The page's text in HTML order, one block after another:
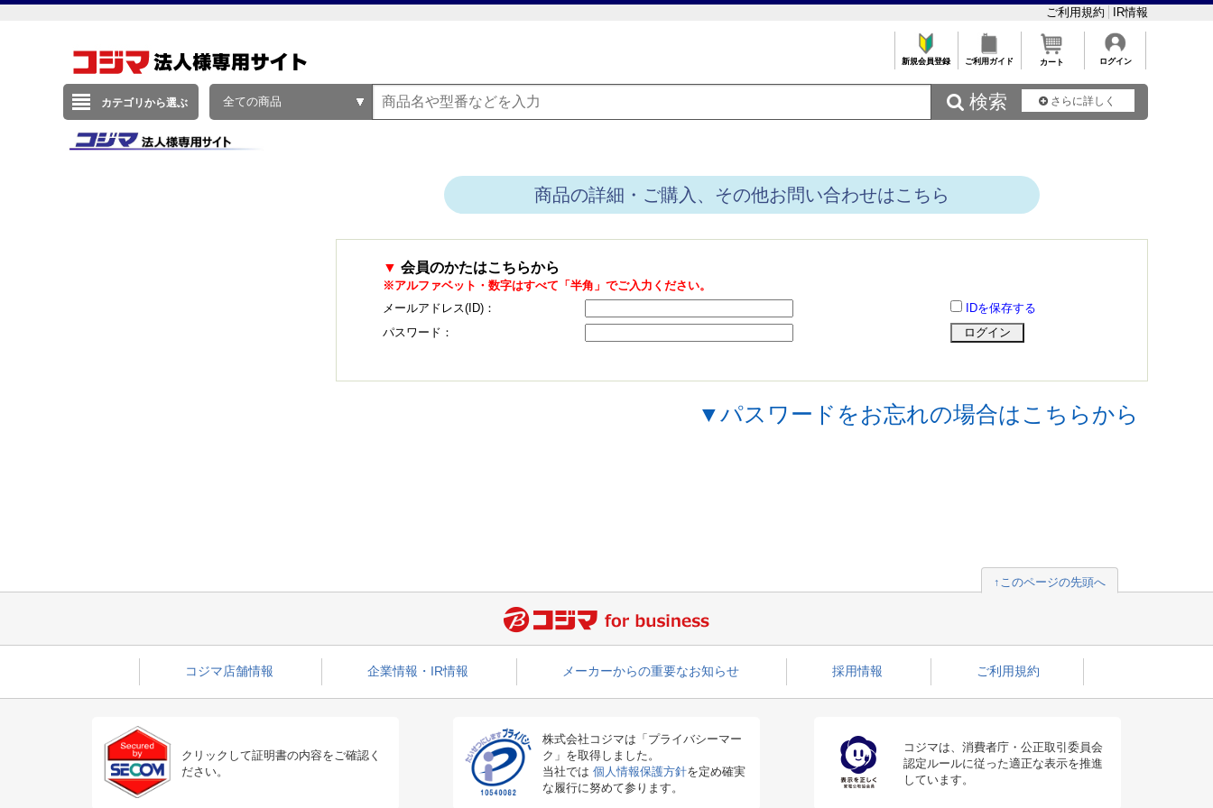
ご利用規約 IR情報
新規会員登録 ご利用ガイド カート ログイン
カテゴリから選ぶ 全ての商品  検索 さらに詳しく
商品の詳細・ご購入、その他お問い合わせはこちら
▼ 会員のかたはこちらから
※アルファベット・数字はすべて「半角」でご入力ください。
メールアドレス(ID)：
IDを保存する
パスワード：
▼パスワードをお忘れの場合はこちらから
↑このページの先頭へ
コジマ店舗情報 企業情報・IR情報 メーカーからの重要なお知らせ 採用情報 ご利用規約
クリックして証明書の内容をご確認く
ださい。
株式会社コジマは「プライバシーマー
ク」を取得しました。
当社では 個人情報保護方針を定め確実
な履行に努めて参ります。
コジマは、消費者庁・公正取引委員会
認定ルールに従った適正な表示を推進
しています。